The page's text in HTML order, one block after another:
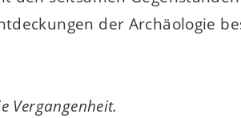
der Archäologie
Vergangenheit.